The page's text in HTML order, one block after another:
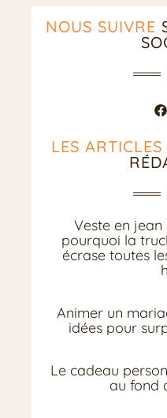
NOUS SUIVRE
LES ARTICLES
Veste en
pourquoi la
écrase toutes
Animer un
idées pour
Le cadeau
au fond